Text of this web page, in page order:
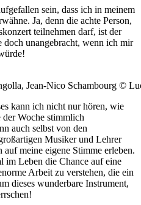
sein, dass ich in meinem
ähne. Ja, denn die achte Person,
teilnehmen darf, ist der
doch unangebracht, wenn ich mir
Jean-Nico Schambourg ©
kann ich nicht nur hören, wie
Woche stimmlich
auch selbst von den
Musiker und Lehrer
meine eigene Stimme erleben.
im Leben die Chance auf eine
Arbeit zu verstehen, die ein
dieses wunderbare Instrument,
!